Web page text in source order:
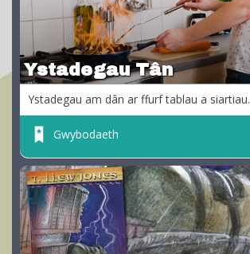
Ystadegau Tân
Ystadegau am dân ar ffurf tablau a siartiau.
Gwybodaeth